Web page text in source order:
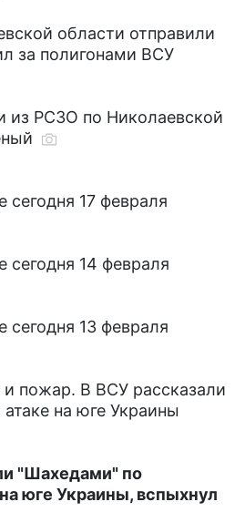
области отправили
за полигонами ВСУ
из РСЗО по Николаевской
сегодня 17 февраля
сегодня 14 февраля
сегодня 13 февраля
пожар. В ВСУ рассказали
на юге Украины
"Шахедами" по
юге Украины, вспыхнул